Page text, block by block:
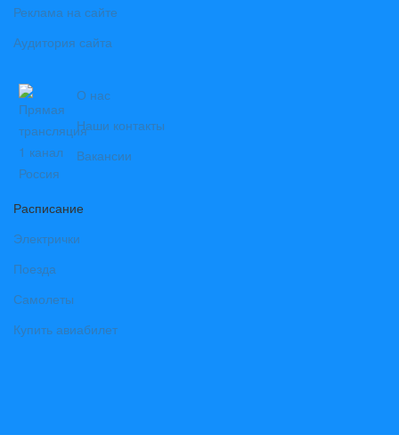
Реклама на сайте
Аудитория сайта
О нас
Наши контакты
Вакансии
Расписание
Электрички
Поезда
Самолеты
Купить авиабилет